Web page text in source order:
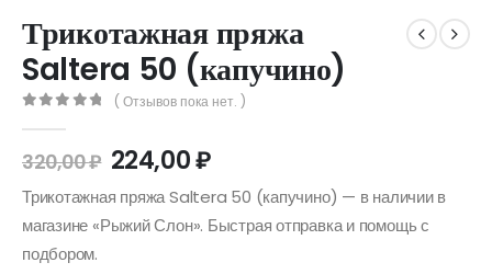
Трикотажная пряжа
Saltera 50 (капучино)
( Отзывов пока нет. )
320,00₽ 224,00₽
Трикотажная пряжа Saltera 50 (капучино) — в наличии в
магазине «Рыжий Слон». Быстрая отправка и помощь с
подбором.